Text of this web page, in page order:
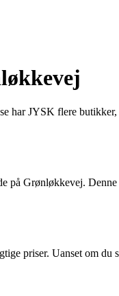
har JYSK flere
på Grønløkkevej.
priser. Uanset om du